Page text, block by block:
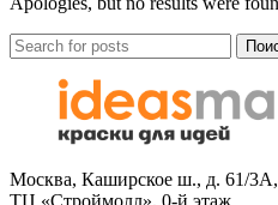
Москва, Каширское ш., д. 61/3А,